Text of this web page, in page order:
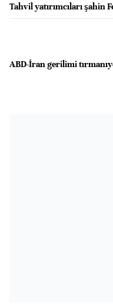
Tahvil yatırımcıları şahin
ABD-İran gerilimi